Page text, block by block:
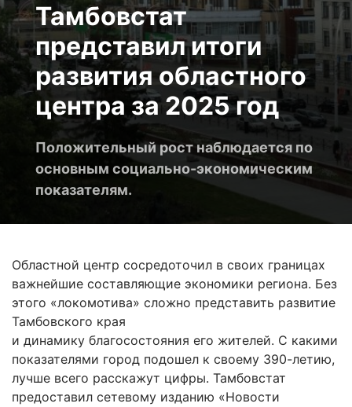
Тамбовстат
представил итоги
развития областного
центра за 2025 год
Положительный рост наблюдается по
основным социально-экономическим
показателям.
Областной центр сосредоточил в своих границах
важнейшие составляющие экономики региона. Без
этого «локомотива» сложно представить развитие
Тамбовского края
и динамику благосостояния его жителей. С какими
показателями город подошел к своему 390-летию,
лучше всего расскажут цифры. Тамбовстат
предоставил сетевому изданию «Новости